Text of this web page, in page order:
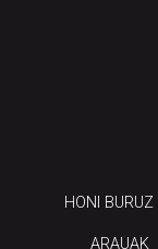
HONI BURUZ
ARAUAK